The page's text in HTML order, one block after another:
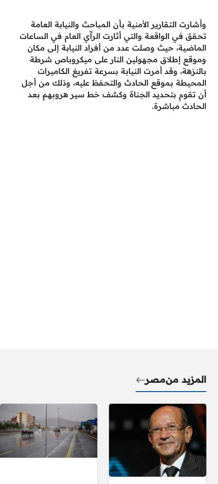
وأشارت التقارير الأمنية بأن المباحث والنيابة العامة
تحقق في الواقعة والتي أثارت الرآي العام في الساعات
الماضية، حيث وصلت عدد من أفراد النيابة إلى مكان
وموقع إطلاق مجهولين النار على ميكروباص شرطة
بالنزهة، وقد أمرت النيابة بسرعة تفريغ الكاميرات
المحيطة بموقع الحادث والتحفظ عليه، وذلك من أجل
أن تقوم بتحديد الجناة وكشف خط سير هروبهم بعد
الحادث مباشرة.
المزيد منمصر